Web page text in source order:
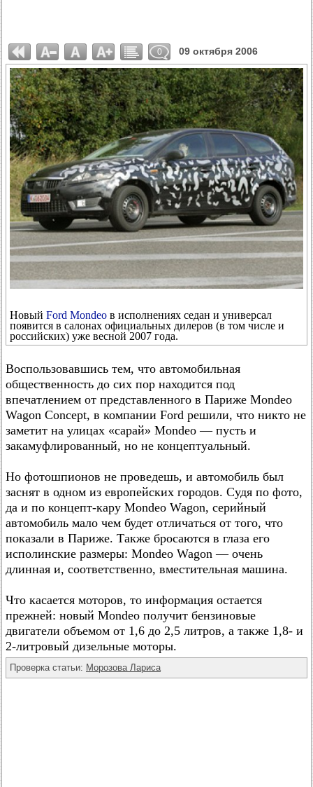
0 09 октября 2006
Новый Ford Mondeo в исполнениях седан и универсал
появится в салонах официальных дилеров (в том числе и
российских) уже весной 2007 года.
Воспользовавшись тем, что автомобильная
общественность до сих пор находится под
впечатлением от представленного в Париже Mondeo
Wagon Concept, в компании Ford решили, что никто не
заметит на улицах «сарай» Mondeo — пусть и
закамуфлированный, но не концептуальный.
Но фотошпионов не проведешь, и автомобиль был
заснят в одном из европейских городов. Судя по фото,
да и по концепт-кару Mondeo Wagon, серийный
автомобиль мало чем будет отличаться от того, что
показали в Париже. Также бросаются в глаза его
исполинские размеры: Mondeo Wagon — очень
длинная и, соответственно, вместительная машина.
Что касается моторов, то информация остается
прежней: новый Mondeo получит бензиновые
двигатели объемом от 1,6 до 2,5 литров, а также 1,8- и
2-литровый дизельные моторы.
Проверка статьи: Морозова Лариса